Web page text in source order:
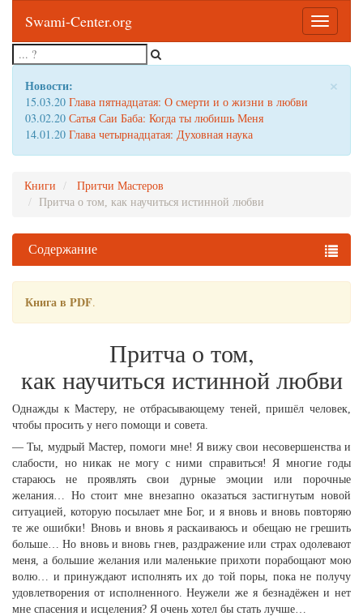
Toggle
Swami-Center.org
×
Новости:
15.03.20 Глава пятнадцатая: О смерти и о жизни в любви
03.02.20 Сатья Саи Баба: Когда ты любишь Меня
14.01.20 Глава четырнадцатая: Духовная наука
Книги
Притчи Мастеров
Притча о том, как научиться истинной любви
Содержание
Книга в PDF.
Притча о том,
как научиться истинной любви
Однажды к Мастеру, не отбрасывающему теней, пришёл человек,
чтобы просить у него помощи и совета.
— Ты, мудрый Мастер, помоги мне! Я вижу свои несовершенства и
слабости, но никак не могу с ними справиться! Я многие годы
стараюсь не проявлять свои дурные эмоции или порочные
желания… Но стоит мне внезапно оказаться застигнутым новой
ситуацией, которую посылает мне Бог, и я вновь и вновь повторяю
те же ошибки! Вновь и вновь я раскаиваюсь и обещаю не грешить
больше… Но вновь и вновь гнев, раздражение или страх одолевают
меня, а большие желания или маленькие прихоти порабощают мою
волю… и принуждают исполнять их до той поры, пока не получу
удовлетворения от исполненного. Неужели же я безнадёжен и нет
мне спасения и исцеления? Я очень хотел бы стать лучше…